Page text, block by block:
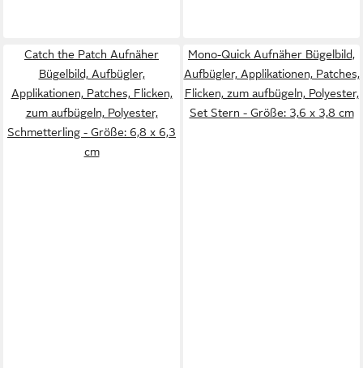
Catch the Patch Aufnäher
Bügelbild, Aufbügler,
Applikationen, Patches, Flicken,
zum aufbügeln, Polyester,
Schmetterling - Größe: 6,8 x 6,3
cm
Mono-Quick Aufnäher Bügelbild,
Aufbügler, Applikationen, Patches,
Flicken, zum aufbügeln, Polyester,
Set Stern - Größe: 3,6 x 3,8 cm